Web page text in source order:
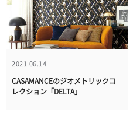
2021.06.14
CASAMANCEのジオメトリックコ
レクション「DELTA」